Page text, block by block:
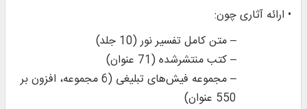
• ارائه آثاری چون:
– متن کامل تفسیر نور (10 جلد)
– کتب منتشر‌شده (71 عنوان)
– مجموعه فیش‌های تبلیغی (6 مجموعه، افزون بر
550 عنوان)